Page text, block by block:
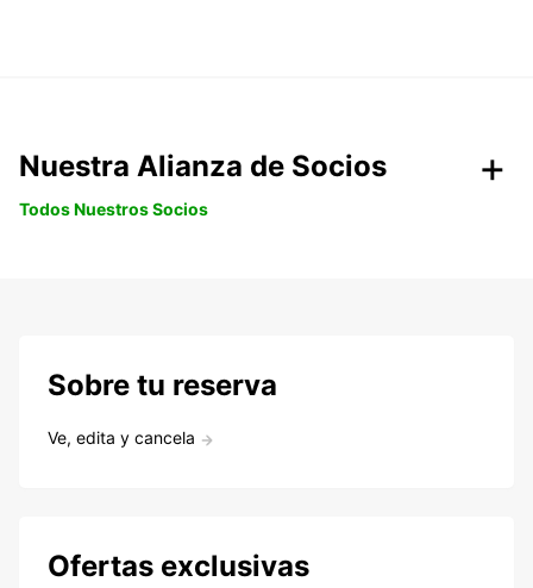
Nuestra Alianza de Socios
Todos Nuestros Socios
Sobre tu reserva
Ve, edita y cancela
Ofertas exclusivas